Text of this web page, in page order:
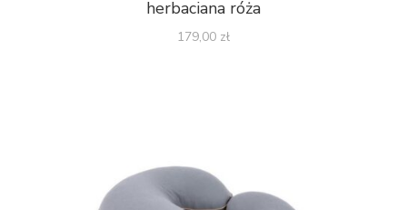
herbaciana róża
179,00 zł